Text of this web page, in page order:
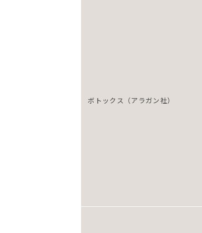
ボトックス（アラガン社）